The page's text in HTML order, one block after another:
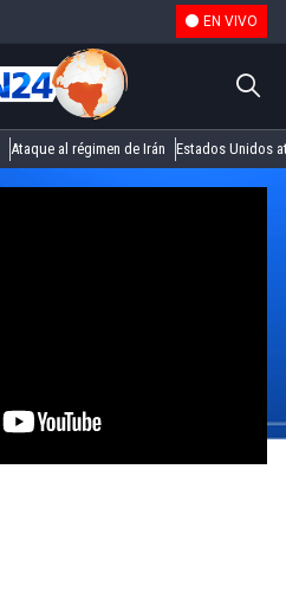
EN VIVO
Ataque al régimen de Irán Estados Unidos